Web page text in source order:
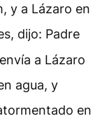
y a Lázaro en
dijo: Padre
a Lázaro
agua, y
en